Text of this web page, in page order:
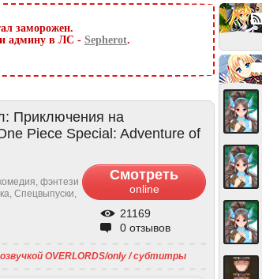
заморожен.
админу в ЛС - Sepherot.
Приключения на
Piece Special: Adventure of
фэнтези
Спецвыпуски,
Смотреть
online
21169
0 отзывов
OVERLORDS/only / субтитры